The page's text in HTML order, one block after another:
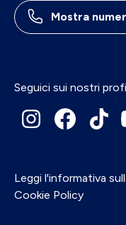
Mostra
Seguici sui nostri
Leggi l'informativa
Cookie Policy